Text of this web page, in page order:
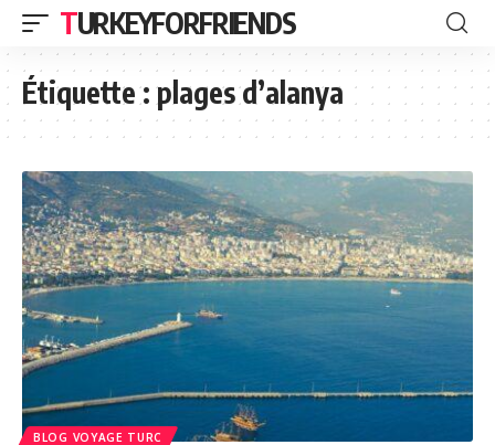
TURKEYFORFRIENDS
Étiquette :plages d’alanya
BLOG VOYAGE TURC